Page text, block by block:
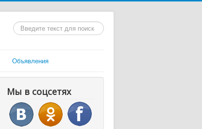
Искать...
Объявления
Мы в соцсетях